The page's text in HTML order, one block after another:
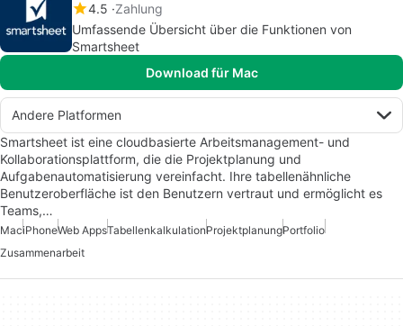
4.5 Zahlung
Umfassende Übersicht über die Funktionen von
Smartsheet
Download für Mac
Andere Platformen
Smartsheet ist eine cloudbasierte Arbeitsmanagement- und
Kollaborationsplattform, die die Projektplanung und
Aufgabenautomatisierung vereinfacht. Ihre tabellenähnliche
Benutzeroberfläche ist den Benutzern vertraut und ermöglicht es
Teams,…
MaciPhoneWeb AppsTabellenkalkulationProjektplanungPortfolio
Zusammenarbeit